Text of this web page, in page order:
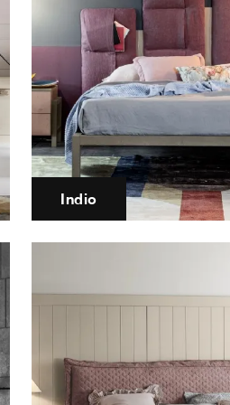
Indio